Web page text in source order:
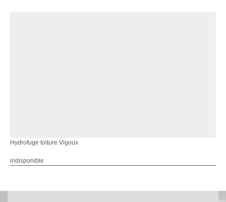
Hydrofuge toiture Vigoux
indisponible